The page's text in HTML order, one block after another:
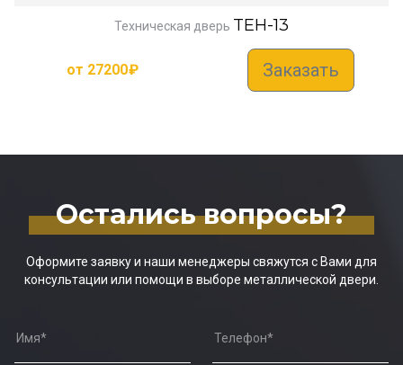
Техническая дверь TEH-13
от 27200₽ Заказать
Остались вопросы?
Оформите заявку и наши менеджеры свяжутся с Вами для
консультации или помощи в выборе металлической двери.